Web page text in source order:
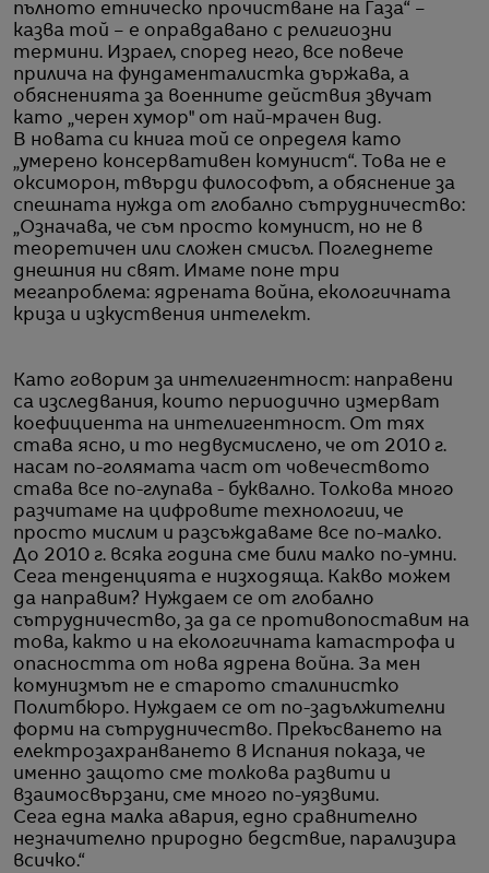
пълното етническо прочистване на Газа“ –
казва той – е оправдавано с религиозни
термини. Израел, според него, все повече
прилича на фундаменталистка държава, а
обясненията за военните действия звучат
като „черен хумор" от най-мрачен вид.
В новата си книга той се определя като
„умерено консервативен комунист“. Това не е
оксиморон, твърди философът, а обяснение за
спешната нужда от глобално сътрудничество:
„Означава, че съм просто комунист, но не в
теоретичен или сложен смисъл. Погледнете
днешния ни свят. Имаме поне три
мегапроблема: ядрената война, екологичната
криза и изкуствения интелект.
Като говорим за интелигентност: направени
са изследвания, които периодично измерват
коефициента на интелигентност. От тях
става ясно, и то недвусмислено, че от 2010 г.
насам по-голямата част от човечеството
става все по-глупава - буквално. Толкова много
разчитаме на цифровите технологии, че
просто мислим и разсъждаваме все по-малко.
До 2010 г. всяка година сме били малко по-умни.
Сега тенденцията е низходяща. Какво можем
да направим? Нуждаем се от глобално
сътрудничество, за да се противопоставим на
това, както и на екологичната катастрофа и
опасността от нова ядрена война. За мен
комунизмът не е старото сталинистко
Политбюро. Нуждаем се от по-задължителни
форми на сътрудничество. Прекъсването на
електрозахранването в Испания показа, че
именно защото сме толкова развити и
взаимосвързани, сме много по-уязвими.
Сега една малка авария, едно сравнително
незначително природно бедствие, парализира
всичко.“